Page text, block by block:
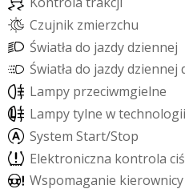
Czujnik zmierzchu
Światła do jazdydziennej
Światła do jazdydziennej
Lampy przeciwmgielne
Lampytylne wtechnologii
System Start/Stop
Elektroniczna kontrola ciś
Wspomaganie kierownicy